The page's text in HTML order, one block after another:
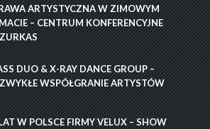
ARTYSTYCZNA W ZIMOWYM
– CENTRUM KONFERENCYJNE
DUO & X-RAY DANCE GROUP –
WSPÓŁGRANIE ARTYSTÓW
W POLSCE FIRMY VELUX – SHOW